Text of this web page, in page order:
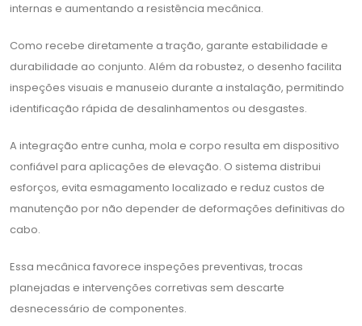
internas e aumentando a resistência mecânica.
Como recebe diretamente a tração, garante estabilidade e
durabilidade ao conjunto. Além da robustez, o desenho facilita
inspeções visuais e manuseio durante a instalação, permitindo
identificação rápida de desalinhamentos ou desgastes.
A integração entre cunha, mola e corpo resulta em dispositivo
confiável para aplicações de elevação. O sistema distribui
esforços, evita esmagamento localizado e reduz custos de
manutenção por não depender de deformações definitivas do
cabo.
Essa mecânica favorece inspeções preventivas, trocas
planejadas e intervenções corretivas sem descarte
desnecessário de componentes.